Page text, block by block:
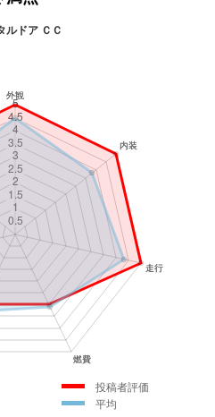
ルドア ＣＣ
投稿者評価
平均